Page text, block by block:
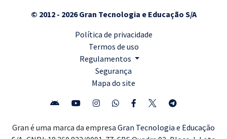
© 2012 - 2026 Gran Tecnologia e Educação S/A
Política de privacidade
Termos de uso
Regulamentos
Segurança
Mapa do site
Gran é uma marca da empresa Gran Tecnologia e Educação